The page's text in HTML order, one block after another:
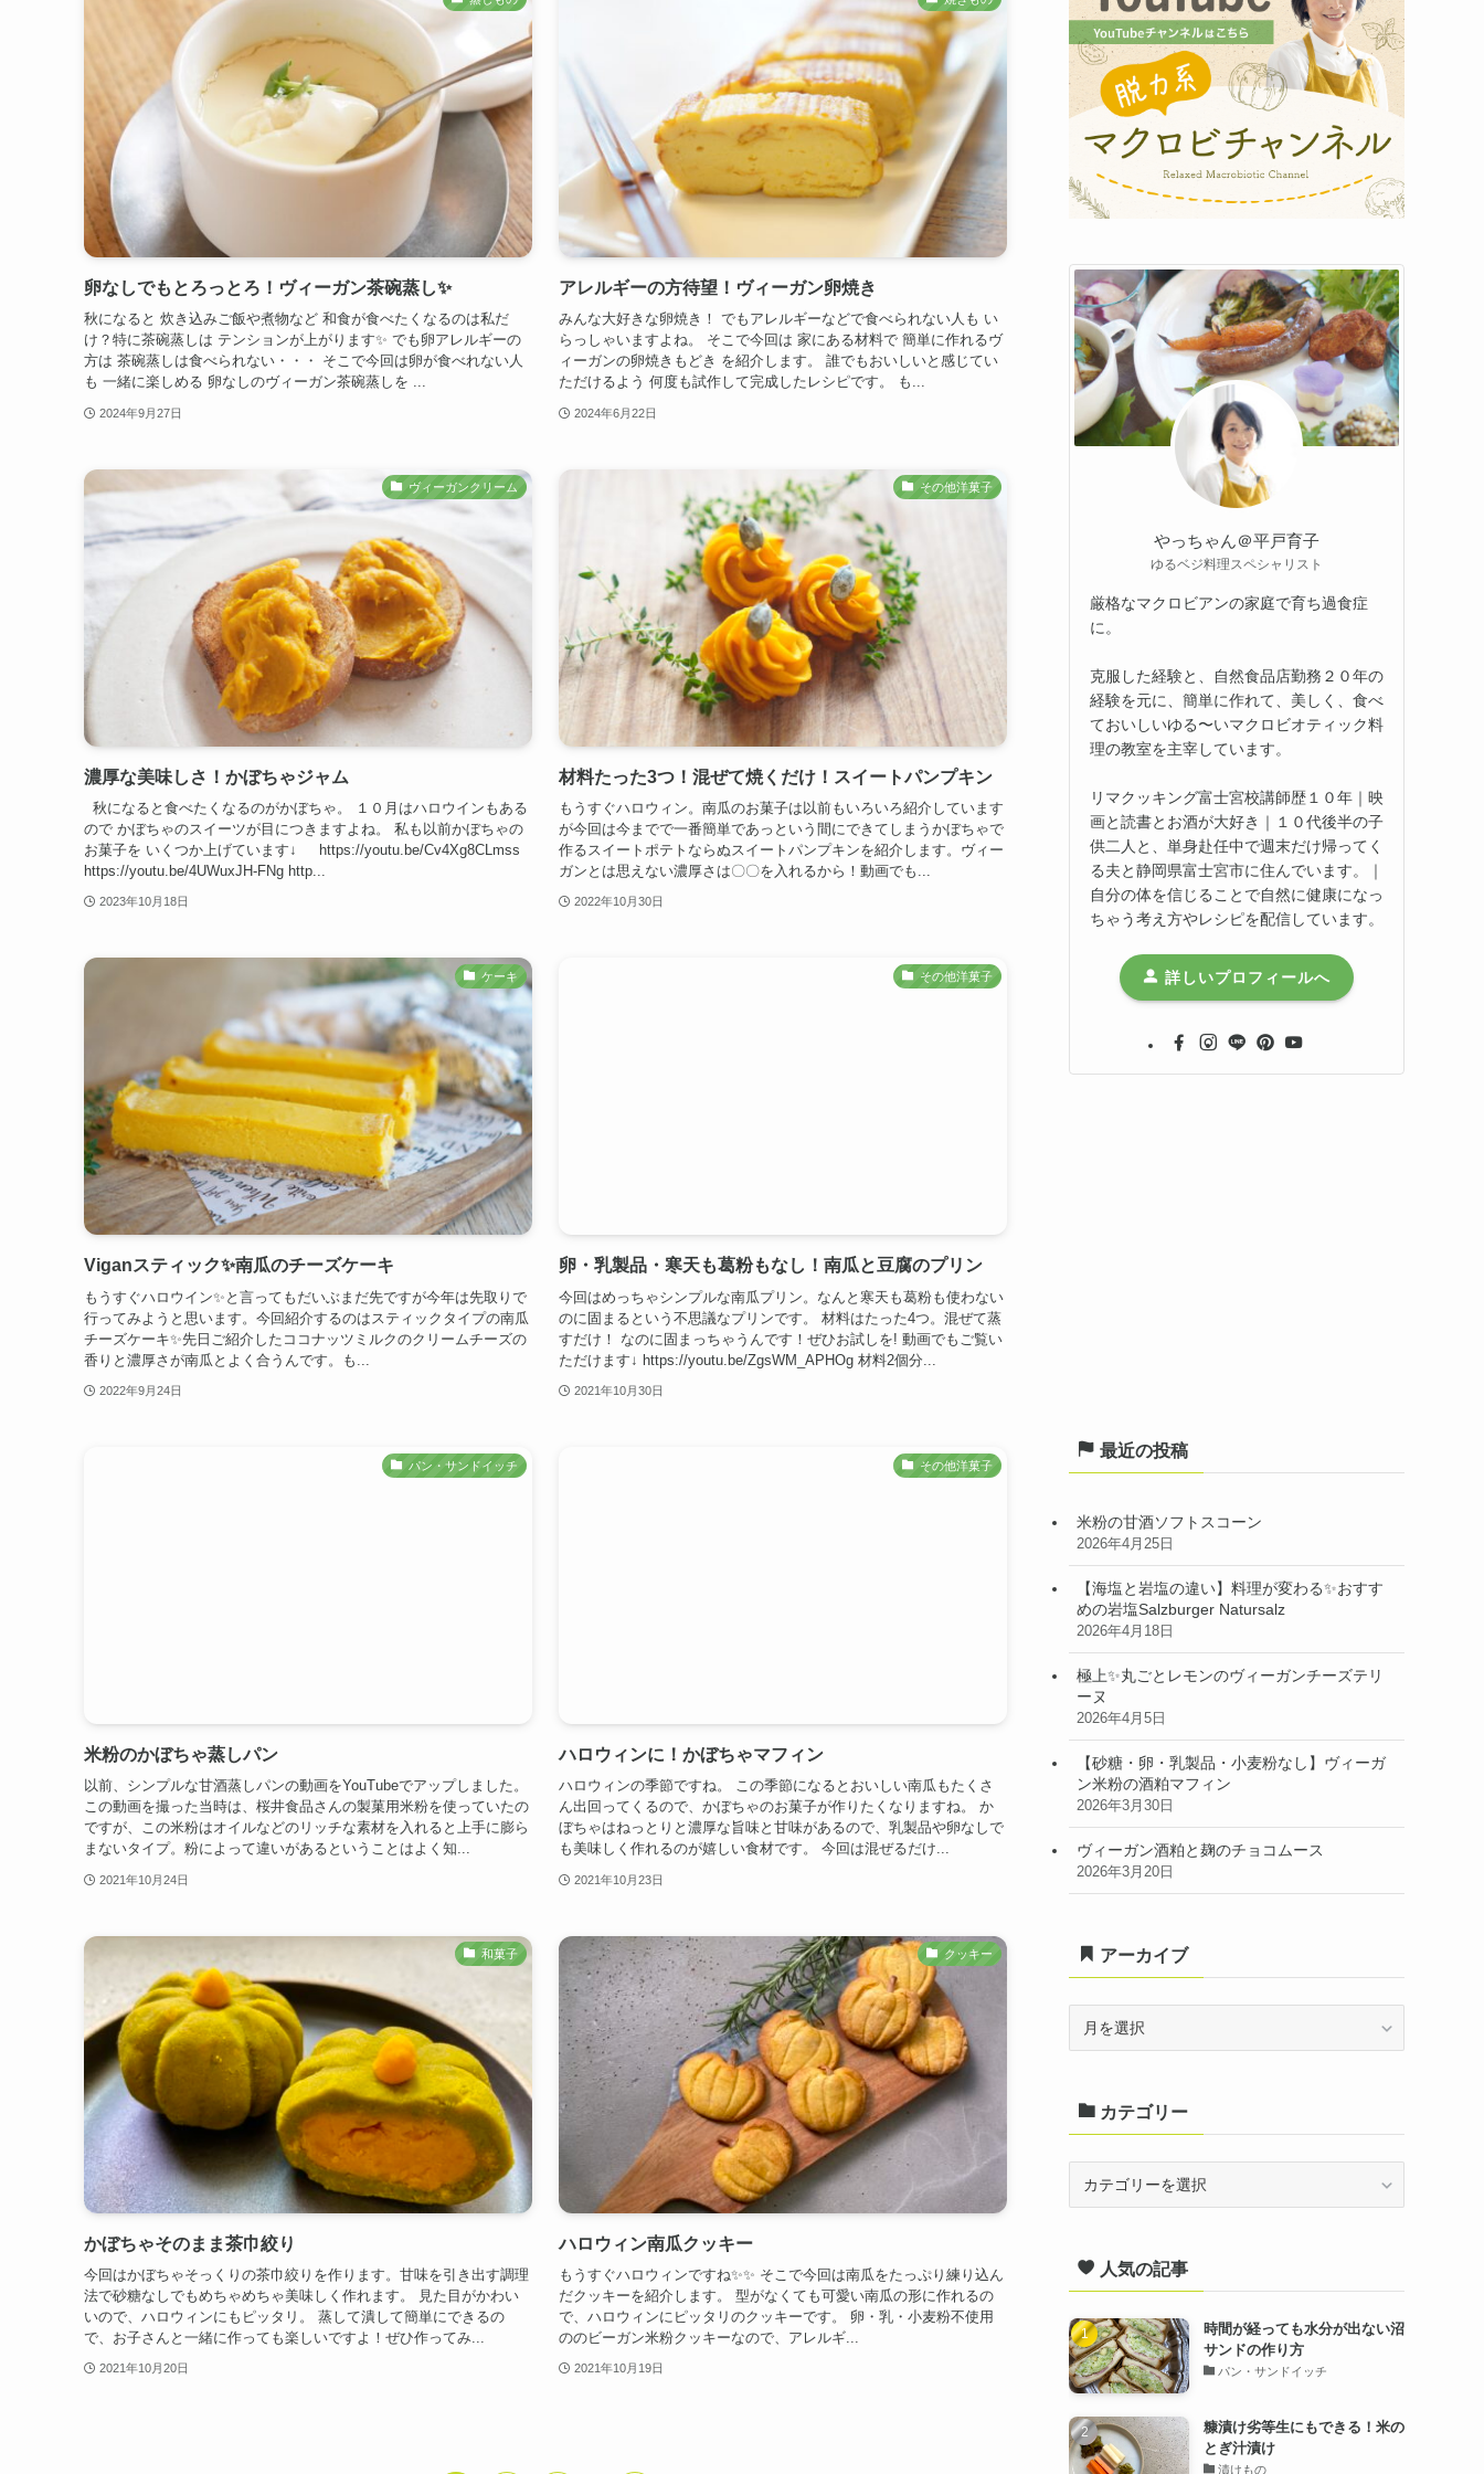
卵なしでもとろっとろ！ヴィーガン茶碗蒸し✨
秋になると 炊き込みご飯や煮物など 和食が食べたくなるのは私だ
け？特に茶碗蒸しは テンションが上がります✨ でも卵アレルギーの
方は 茶碗蒸しは食べられない・・・ そこで今回は卵が食べれない人
も 一緒に楽しめる 卵なしのヴィーガン茶碗蒸しを ...
2024年9月27日
アレルギーの方待望！ヴィーガン卵焼き
みんな大好きな卵焼き！ でもアレルギーなどで食べられない人も い
らっしゃいますよね。 そこで今回は 家にある材料で 簡単に作れるヴ
ィーガンの卵焼きもどき を紹介します。 誰でもおいしいと感じてい
ただけるよう 何度も試作して完成したレシピです。 も...
2024年6月22日
ヴィーガンクリーム
濃厚な美味しさ！かぼちゃジャム
秋になると食べたくなるのがかぼちゃ。 １０月はハロウインもある
ので かぼちゃのスイーツが目につきますよね。 私も以前かぼちゃの
お菓子を いくつか上げています↓ https://youtu.be/Cv4Xg8CLmss
https://youtu.be/4UWuxJH-FNg http...
2023年10月18日
その他洋菓子
材料たった3つ！混ぜて焼くだけ！スイートパンプキン
もうすぐハロウィン。南瓜のお菓子は以前もいろいろ紹介しています
が今回は今までで一番簡単であっという間にできてしまうかぼちゃで
作るスイートポテトならぬスイートパンプキンを紹介します。ヴィー
ガンとは思えない濃厚さは〇〇を入れるから！動画でも...
2022年10月30日
ケーキ
Viganスティック✨南瓜のチーズケーキ
もうすぐハロウイン✨と言ってもだいぶまだ先ですが今年は先取りで
行ってみようと思います。今回紹介するのはスティックタイプの南瓜
チーズケーキ✨先日ご紹介したココナッツミルクのクリームチーズの
香りと濃厚さが南瓜とよく合うんです。も...
2022年9月24日
その他洋菓子
卵・乳製品・寒天も葛粉もなし！南瓜と豆腐のプリン
今回はめっちゃシンプルな南瓜プリン。なんと寒天も葛粉も使わない
のに固まるという不思議なプリンです。 材料はたった4つ。混ぜて蒸
すだけ！ なのに固まっちゃうんです！ぜひお試しを! 動画でもご覧い
ただけます↓ https://youtu.be/ZgsWM_APHOg 材料2個分...
2021年10月30日
パン・サンドイッチ
米粉のかぼちゃ蒸しパン
以前、シンプルな甘酒蒸しパンの動画をYouTubeでアップしました。
この動画を撮った当時は、桜井食品さんの製菓用米粉を使っていたの
ですが、この米粉はオイルなどのリッチな素材を入れると上手に膨ら
まないタイプ。粉によって違いがあるということはよく知...
2021年10月24日
その他洋菓子
ハロウィンに！かぼちゃマフィン
ハロウィンの季節ですね。 この季節になるとおいしい南瓜もたくさ
ん出回ってくるので、かぼちゃのお菓子が作りたくなりますね。 か
ぼちゃはねっとりと濃厚な旨味と甘味があるので、乳製品や卵なしで
も美味しく作れるのが嬉しい食材です。 今回は混ぜるだけ...
2021年10月23日
和菓子
かぼちゃそのまま茶巾絞り
今回はかぼちゃそっくりの茶巾絞りを作ります。甘味を引き出す調理
法で砂糖なしでもめちゃめちゃ美味しく作れます。 見た目がかわい
いので、ハロウィンにもピッタリ。 蒸して潰して簡単にできるの
で、お子さんと一緒に作っても楽しいですよ！ぜひ作ってみ...
2021年10月20日
クッキー
ハロウィン南瓜クッキー
もうすぐハロウィンですね✨✨ そこで今回は南瓜をたっぷり練り込ん
だクッキーを紹介します。 型がなくても可愛い南瓜の形に作れるの
で、ハロウィンにピッタリのクッキーです。 卵・乳・小麦粉不使用
ののビーガン米粉クッキーなので、アレルギ...
2021年10月19日
やっちゃん＠平戸育子
ゆるベジ料理スペシャリスト
厳格なマクロビアンの家庭で育ち過食症
に。
克服した経験と、自然食品店勤務２０年の
経験を元に、簡単に作れて、美しく、食べ
ておいしいゆる〜いマクロビオティック料
理の教室を主宰しています。
リマクッキング富士宮校講師歴１０年｜映
画と読書とお酒が大好き｜１０代後半の子
供二人と、単身赴任中で週末だけ帰ってく
る夫と静岡県富士宮市に住んでいます。｜
自分の体を信じることで自然に健康になっ
ちゃう考え方やレシピを配信しています。
詳しいプロフィールへ
最近の投稿
米粉の甘酒ソフトスコーン
2026年4月25日
【海塩と岩塩の違い】料理が変わる✨おすす
めの岩塩Salzburger Natursalz
2026年4月18日
極上✨丸ごとレモンのヴィーガンチーズテリ
ーヌ
2026年4月5日
【砂糖・卵・乳製品・小麦粉なし】ヴィーガ
ン米粉の酒粕マフィン
2026年3月30日
ヴィーガン酒粕と麹のチョコムース
2026年3月20日
アーカイブ
ブ
カテゴリー
リ
ー
人気の記事
時間が経っても水分が出ない沼
サンドの作り方
パン・サンドイッチ
糠漬け劣等生にもできる！米の
とぎ汁漬け
漬けもの